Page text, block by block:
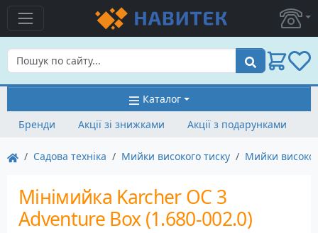
Пошук
Каталог
Бренди
Акції зі знижками Акції з подарунками
Садова техніка Мийки високого тиску Мийки
Мінімийка Karcher OC 3
Adventure Box (1.680-002.0)